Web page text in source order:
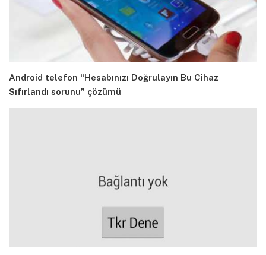
Android telefon “Hesabınızı Doğrulayın Bu Cihaz
Sıfırlandı sorunu” çözümü